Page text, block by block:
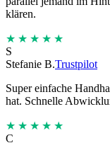
klären.
★★★★★
S
Stefanie B.Trustpilot
Super einfache
hat. Schnelle
★★★★★
C